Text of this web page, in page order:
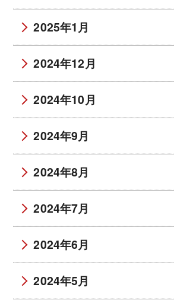
2025年1月
2024年12月
2024年10月
2024年9月
2024年8月
2024年7月
2024年6月
2024年5月